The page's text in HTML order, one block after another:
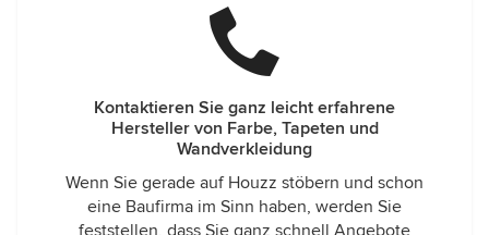
Kontaktieren Sie ganz leicht erfahrene
Hersteller von Farbe, Tapeten und
Wandverkleidung
Wenn Sie gerade auf Houzz stöbern und schon
eine Baufirma im Sinn haben, werden Sie
feststellen, dass Sie ganz schnell Angebote